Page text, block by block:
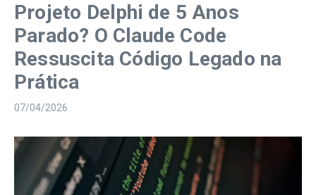
Projeto Delphi de 5 Anos
Parado? O Claude Code
Ressuscita Código Legado na
Prática
07/04/2026